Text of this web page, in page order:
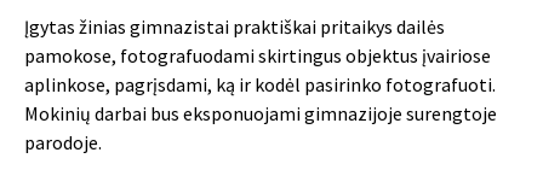
Įgytas žinias gimnazistai praktiškai pritaikys dailės
pamokose, fotografuodami skirtingus objektus įvairiose
aplinkose, pagrįsdami, ką ir kodėl pasirinko fotografuoti.
Mokinių darbai bus eksponuojami gimnazijoje surengtoje
parodoje.